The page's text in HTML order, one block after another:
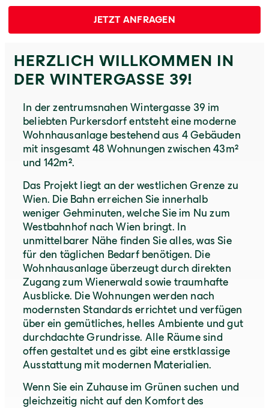
JETZT ANFRAGEN
HERZLICH WILLKOMMEN IN
DER WINTERGASSE 39!
In der zentrumsnahen Wintergasse 39 im
beliebten Purkersdorf entsteht eine moderne
Wohnhausanlage bestehend aus 4 Gebäuden
mit insgesamt 48 Wohnungen zwischen 43m²
und 142m².
Das Projekt liegt an der westlichen Grenze zu
Wien. Die Bahn erreichen Sie innerhalb
weniger Gehminuten, welche Sie im Nu zum
Westbahnhof nach Wien bringt. In
unmittelbarer Nähe finden Sie alles, was Sie
für den täglichen Bedarf benötigen. Die
Wohnhausanlage überzeugt durch direkten
Zugang zum Wienerwald sowie traumhafte
Ausblicke. Die Wohnungen werden nach
modernsten Standards errichtet und verfügen
über ein gemütliches, helles Ambiente und gut
durchdachte Grundrisse. Alle Räume sind
offen gestaltet und es gibt eine erstklassige
Ausstattung mit modernen Materialien.
Wenn Sie ein Zuhause im Grünen suchen und
gleichzeitig nicht auf den Komfort des